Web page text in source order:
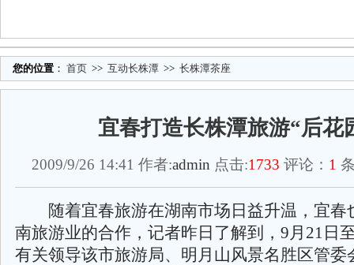
您的位置 ： 首页 >> 互动长株潭 >> 长株潭茶座
宜春打造长株潭旅游“后花
2009/9/26 14:41 作者:admin 点击:1733 评论： 1
随着宜春旅游在湖南市场日益升温，宜春
南旅游业的合作，记者昨日了解到，9月21日
有关领导该市旅游局、明月山风景名胜区管委